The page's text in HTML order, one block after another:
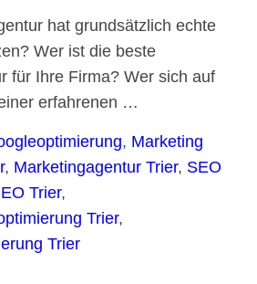
hat grundsätzlich echte
Wer ist die beste
für Ihre Firma? Wer sich auf
erfahrenen …
, Marketing
, Marketingagentur Trier, SEO
Trier,
Trier,
Trier